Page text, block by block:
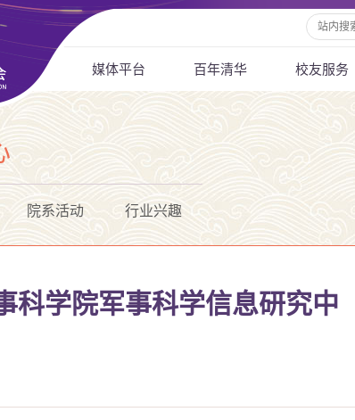
媒体平台 百年清华 校友服务
院系活动 行业兴趣
学院军事科学信息研究中